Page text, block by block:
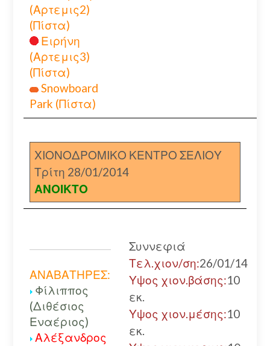
(Αρτεμις2)
(Πίστα)
Ειρήνη
(Αρτεμις3)
(Πίστα)
Snowboard
Park (Πίστα)
ΧΙΟΝΟΔΡΟΜΙΚΟ ΚΕΝΤΡΟ ΣΕΛΙΟΥ
Τρίτη 28/01/2014
ΑΝΟΙΚΤΟ
ΑΝΑΒΑΤΗΡΕΣ:
Φίλιππος
(Διθέσιος
Εναέριος)
Αλέξανδρος
Συννεφιά
Τελ.χιον/ση:26/01/14
Υψος χιον.βάσης:10
εκ.
Υψος χιον.μέσης:10
εκ.